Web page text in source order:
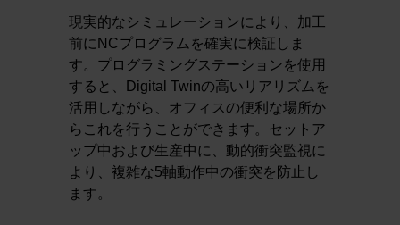
現実的なシミュレーションにより、加工
前にNCプログラムを確実に検証しま
す。プログラミングステーションを使用
すると、Digital Twinの高いリアリズムを
活用しながら、オフィスの便利な場所か
らこれを行うことができます。セットア
ップ中および生産中に、動的衝突監視に
より、複雑な5軸動作中の衝突を防止し
ます。